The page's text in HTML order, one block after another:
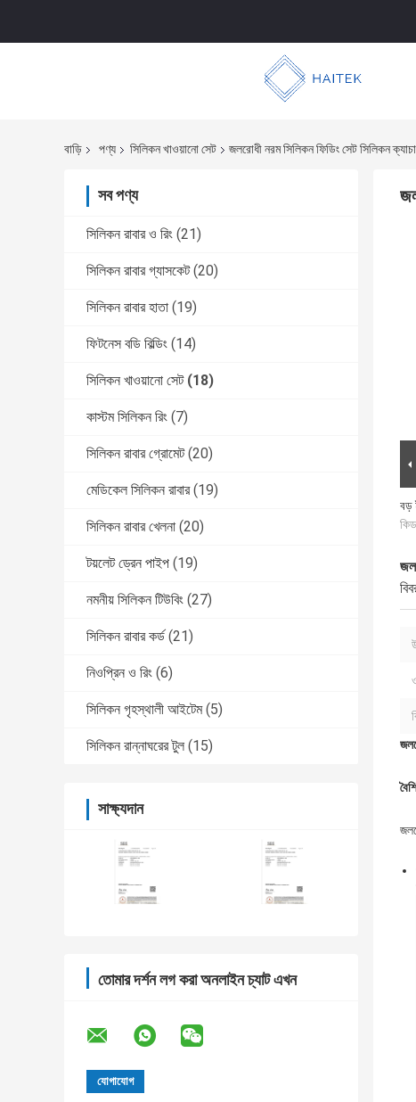
বাড়ি পণ্য সিলিকন খাওয়ানো সেট জলরোধী নরম সিলিকন ফিডিং সেট সিলিকন
সব পণ্য
সিলিকন রাবার ও রিং (21)
সিলিকন রাবার গ্যাসকেট (20)
সিলিকন রাবার হাতা (19)
ফিটনেস বডি বিল্ডিং (14)
সিলিকন খাওয়ানো সেট (18)
কাস্টম সিলিকন রিং (7)
সিলিকন রাবার গ্রোমেট (20)
মেডিকেল সিলিকন রাবার (19)
সিলিকন রাবার খেলনা (20)
টয়লেট ড্রেন পাইপ (19)
নমনীয় সিলিকন টিউবিং (27)
সিলিকন রাবার কর্ড (21)
নিওপ্রিন ও রিং (6)
সিলিকন গৃহস্থালী আইটেম (5)
সিলিকন রান্নাঘরের টুল (15)
সাক্ষ্যদান
তোমার দর্শন লগ করা অনলাইন চ্যাট এখন
বড়